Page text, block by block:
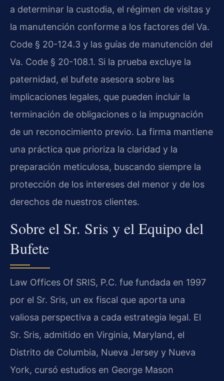
a determinar la custodia, el régimen de visitas y
la manutención conforme a los factores del Va.
Code § 20-124.3 y las guías de manutención del
Va. Code § 20-108.1. Si la prueba excluye la
paternidad, el bufete asesora sobre las
implicaciones legales, que pueden incluir la
terminación de obligaciones o la impugnación
de un reconocimiento previo. La firma mantiene
una práctica que prioriza la claridad y la
preparación meticulosa, buscando siempre la
protección de los intereses del menor y de los
derechos de nuestros clientes.
Sobre el Sr. Sris y el Equipo del
Bufete
Law Offices Of SRIS, P.C. fue fundada en 1997
por el Sr. Sris, un ex fiscal que aporta una
valiosa perspectiva a cada estrategia legal. El
Sr. Sris, admitido en Virginia, Maryland, el
Distrito de Columbia, Nueva Jersey y Nueva
York, cursó estudios en George Mason